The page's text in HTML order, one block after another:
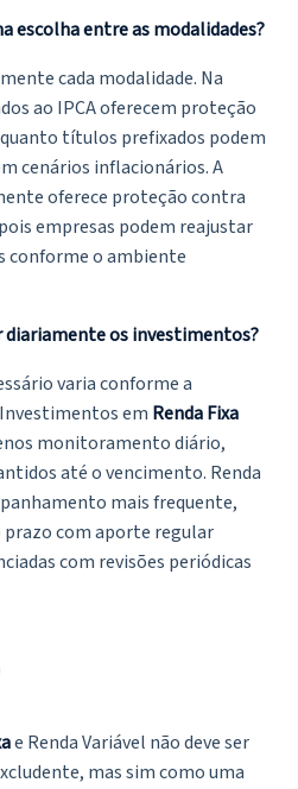
escolha entre as modalidades?
cada modalidade. Na
ao IPCA oferecem proteção
títulos prefixados podem
cenários inflacionários. A
oferece proteção contra
empresas podem reajustar
conforme o ambiente
diariamente os investimentos?
varia conforme a
em Renda Fixa
monitoramento diário,
até o vencimento. Renda
mais frequente,
com aporte regular
com revisões periódicas
e Renda Variável não deve ser
mas sim como uma